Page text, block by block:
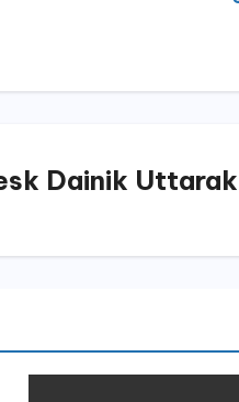
Dainik